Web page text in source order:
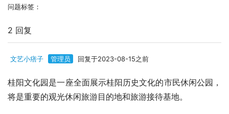
问题标签：
2 回复
文艺小痞子 管理员 回复于2023-08-15之前
桂阳文化园是一座全面展示桂阳历史文化的市民休闲公园，
将是重要的观光休闲旅游目的地和旅游接待基地。